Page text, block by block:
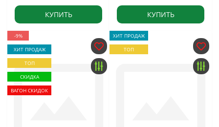
КУПИТЬ КУПИТЬ
-9%
ХИТ ПРОДАЖ
ТОП
СКИДКА
ВАГОН СКИДОК
ХИТ ПРОДАЖ
ТОП